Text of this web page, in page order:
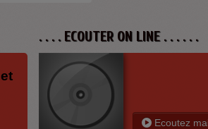
. . . . ECOUTER ON LINE . . . . . .
Ecoutez